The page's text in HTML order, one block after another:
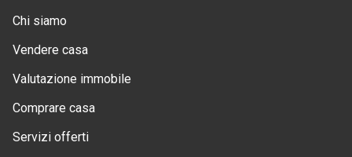
Chi siamo
Vendere casa
Valutazione immobile
Comprare casa
Servizi offerti